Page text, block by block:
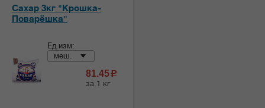
Сахар 3кг "Крошка-
Поварёшка"
Ед.изм:
меш.
81.45c
за 1 кг